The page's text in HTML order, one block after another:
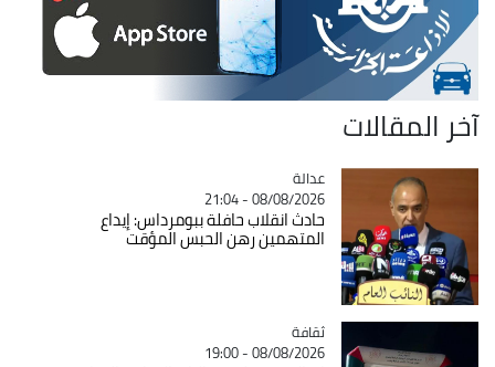
آخر المقالات
Catégorie
عدالة
08/08/2026 - 21:04
حادث انقلاب حافلة ببومرداس: إيداع
المتهمين رهن الحبس المؤقت
Catégorie
ثقافة
08/08/2026 - 19:00